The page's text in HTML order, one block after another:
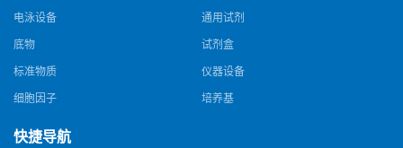
电泳设备 通用试剂
底物 试剂盒
标准物质 仪器设备
细胞因子 培养基
快捷导航